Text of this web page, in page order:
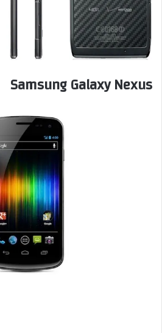
Samsung Galaxy Nexus